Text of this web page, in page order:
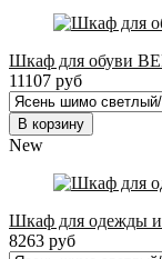
Шкаф для обуви
11107 руб
В корзину
New
Шкаф для одежды
8263 руб